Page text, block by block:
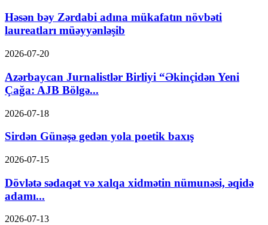
Həsən bəy Zərdabi adına mükafatın növbəti
laureatları müəyyənləşib
2026-07-20
Azərbaycan Jurnalistlər Birliyi “Əkinçidən Yeni
Çağa: AJB Bölgə...
2026-07-18
Sirdən Günəşə gedən yola poetik baxış
2026-07-15
Dövlətə sədaqət və xalqa xidmətin nümunəsi, əqidə
adamı...
2026-07-13